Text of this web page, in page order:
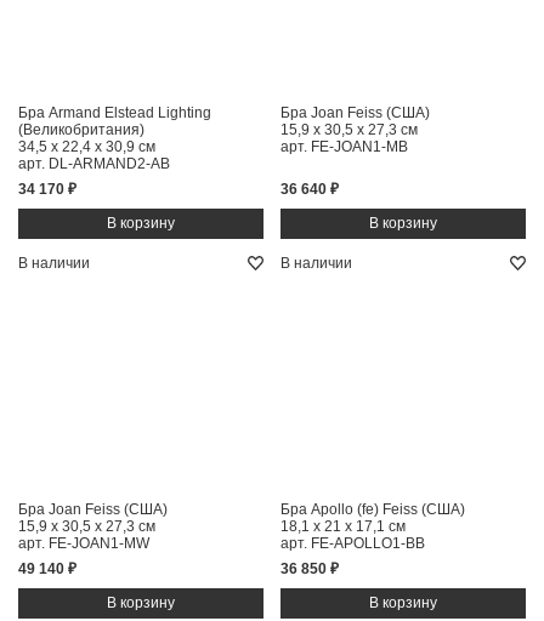
Бра Armand Elstead Lighting
(Великобритания)
34,5 x 22,4 x 30,9 см
арт. DL-ARMAND2-AB
34 170 ₽
Бра Joan Feiss (США)
15,9 x 30,5 x 27,3 см
арт. FE-JOAN1-MB
36 640 ₽
В наличии
Бра Joan Feiss (США)
15,9 x 30,5 x 27,3 см
арт. FE-JOAN1-MW
49 140 ₽
В наличии
Бра Apollo (fe) Feiss (США)
18,1 x 21 x 17,1 см
арт. FE-APOLLO1-BB
36 850 ₽